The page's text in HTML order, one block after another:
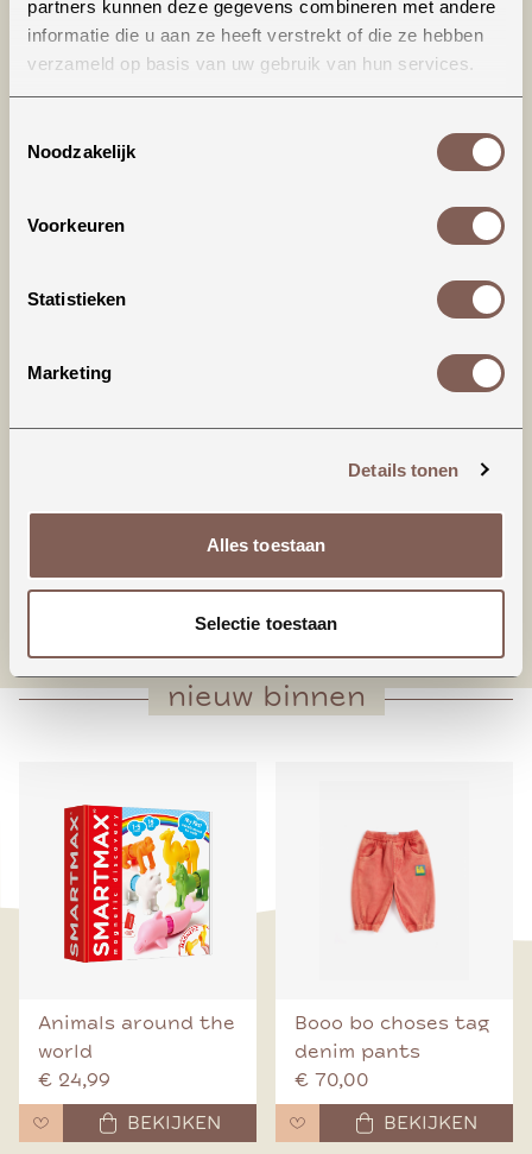
partners kunnen deze gegevens combineren met andere
informatie die u aan ze heeft verstrekt of die ze hebben
verzameld op basis van uw gebruik van hun services.
Noodzakelijk
Voorkeuren
Statistieken
Marketing
Details tonen
Alles toestaan
Selectie toestaan
Productinformatie
House of Jamie | Rib Wrap Button Bodysuit
De ultieme basic voor de allerkleinste! Voorzien
van een overslagknoopsluiting voor gemak
* Overslagknoopsluiting met drukknopen aan
* Bodysuit sluiting
* Newborn maten
nieuw binnen
Animals around the
world
€ 24,99
BEKIJKEN
Booo bo choses tag
denim pants
€ 70,00
BEKIJKEN